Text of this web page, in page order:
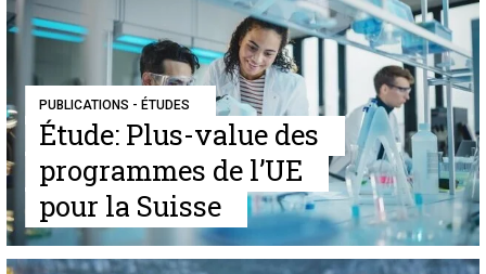
PUBLICATIONS - ÉTUDES
Étude: Plus-value des
programmes de l’UE
pour la Suisse